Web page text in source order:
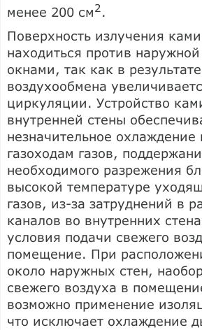
менее 200 см2.
Поверхность излучения
находиться против
окнами, так как в
воздухообмена
циркуляции. Устройство
внутренней стены
незначительное
газоходам газов,
необходимого разрежения
высокой температуре
газов, из-за затруднений в
каналов во внутренних
условия подачи свежего
помещение. При
около наружных стен,
свежего воздуха в
возможно применение
что исключает охлаждение